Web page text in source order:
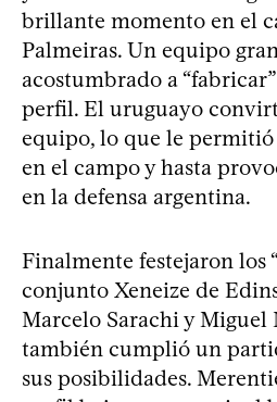
brillante momento en el
Palmeiras. Un equipo
acostumbrado a
perfil. El uruguayo
equipo, lo que le permitió
en el campo y hasta
en la defensa argentina.
Finalmente festejaron los
conjunto Xeneize de
Marcelo Sarachi y Miguel
también cumplió un
sus posibilidades.